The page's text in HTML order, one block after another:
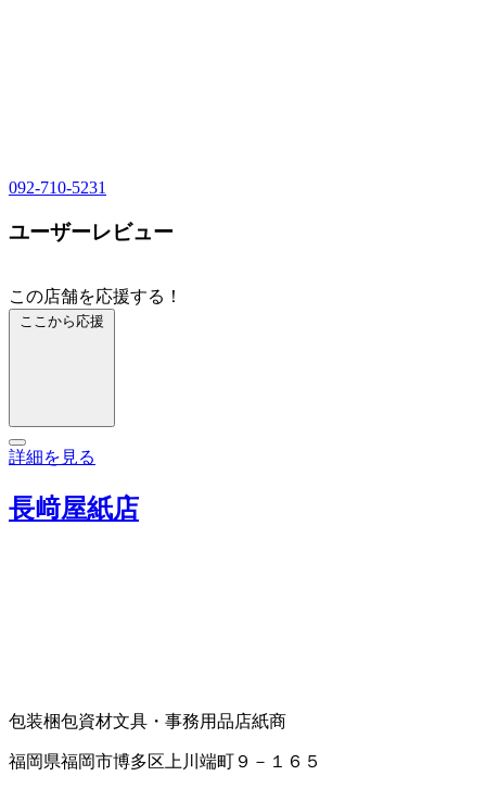
092-710-5231
ユーザーレビュー
この店舗を応援する！
ここから応援
詳細を見る
長﨑屋紙店
包装梱包資材文具・事務用品店紙商
福岡県福岡市博多区上川端町９－１６５